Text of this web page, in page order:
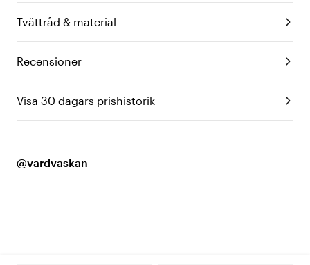
Tvättråd & material
Recensioner
Visa 30 dagars prishistorik
@vardvaskan